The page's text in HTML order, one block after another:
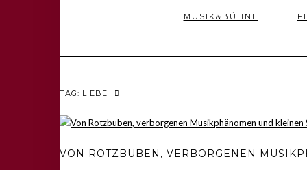
MUSIK&BÜHNE
TAG: LIEBE
VON ROTZBUBEN, VERBORGENEN